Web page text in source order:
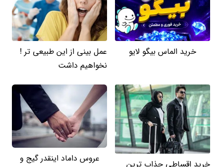
خرید الماس بیگو لایو
عمل بینی از این طبیعی تر !
نخواهیم داشت
خرید اقساطی جذاب ترین
عروس داماد اینقدر گیج و